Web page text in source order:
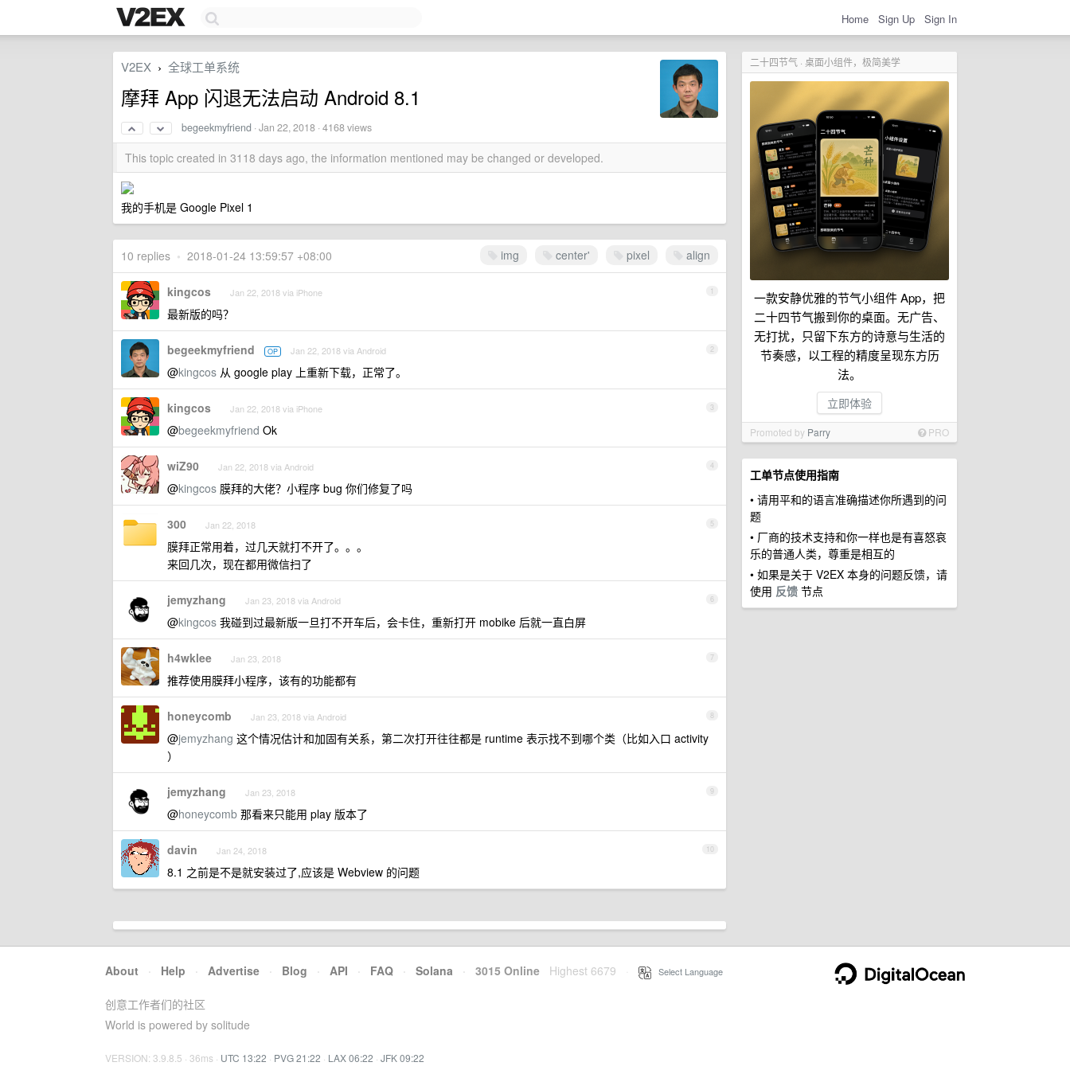
Home Sign Up Sign In
二十四节气 · 桌面小组件，极简美学
一款安静优雅的节气小组件 App，把
二十四节气搬到你的桌面。无广告、
无打扰，只留下东方的诗意与生活的
节奏感，以工程的精度呈现东方历
法。
立即体验
Promoted by Parry PRO
工单节点使用指南
• 请用平和的语言准确描述你所遇到的问
题
• 厂商的技术支持和你一样也是有喜怒哀
乐的普通人类，尊重是相互的
• 如果是关于 V2EX 本身的问题反馈，请
使用 反馈 节点
V2EX › 全球工单系统
摩拜 App 闪退无法启动 Android 8.1
begeekmyfriend ·Jan 22, 2018 · 4168 views
This topic created in 3118 days ago, the information mentioned may be changed or developed.
我的手机是 Google Pixel 1
img center' pixel align
10 replies • 2018-01-24 13:59:57 +08:00
1
kingcos Jan 22, 2018 via iPhone
最新版的吗？
2
begeekmyfriend OP Jan 22, 2018 via Android
@kingcos 从 google play 上重新下载，正常了。
3
kingcos Jan 22, 2018 via iPhone
@begeekmyfriend Ok
4
wiZ90 Jan 22, 2018 via Android
@kingcos 膜拜的大佬？小程序 bug 你们修复了吗
5
300 Jan 22, 2018
膜拜正常用着，过几天就打不开了。。。
来回几次，现在都用微信扫了
6
jemyzhang Jan 23, 2018 via Android
@kingcos 我碰到过最新版一旦打不开车后，会卡住，重新打开 mobike 后就一直白屏
7
h4wklee Jan 23, 2018
推荐使用膜拜小程序，该有的功能都有
8
honeycomb Jan 23, 2018 via Android
@jemyzhang 这个情况估计和加固有关系，第二次打开往往都是 runtime 表示找不到哪个类（比如入口 activity
）
9
jemyzhang Jan 23, 2018
@honeycomb 那看来只能用 play 版本了
10
davin Jan 24, 2018
8.1 之前是不是就安装过了,应该是 Webview 的问题
About · Help · Advertise · Blog · API · FAQ · Solana · 3015 Online Highest 6679 Select Language
创意工作者们的社区
World is powered by solitude
VERSION: 3.9.8.5 · 36ms · UTC 13:22 · PVG 21:22 · LAX 06:22 · JFK 09:22